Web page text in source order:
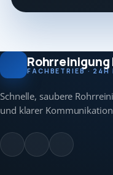
Rohrreinigung
FACHBETRIEB · 24H
Schnelle, saubere
und klarer